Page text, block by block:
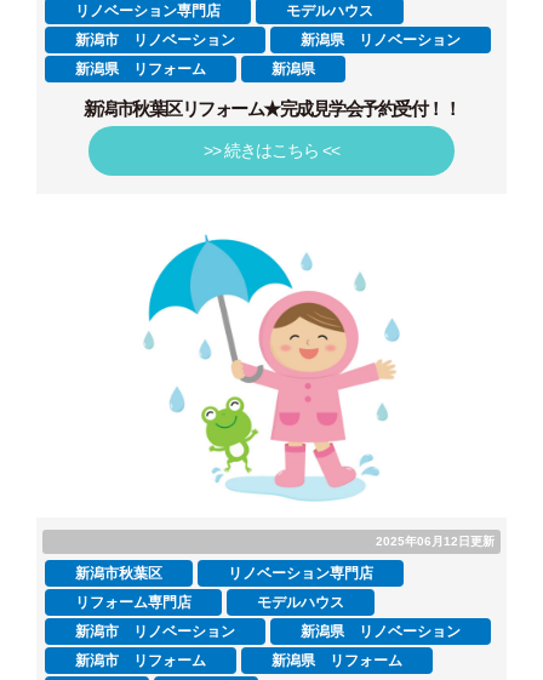
リノベーション専門店
モデルハウス
新潟市 リノベーション
新潟県 リノベーション
新潟県 リフォーム
新潟県
新潟市秋葉区リフォーム★完成見学会予約受付！！
>> 続きはこちら <<
2025年06月12日更新
新潟市秋葉区
リノベーション専門店
リフォーム専門店
モデルハウス
新潟市 リノベーション
新潟県 リノベーション
新潟市 リフォーム
新潟県 リフォーム